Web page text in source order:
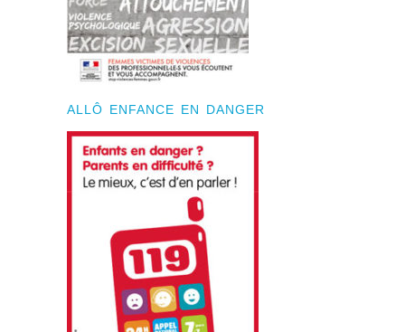
ALLÔ ENFANCE EN DANGER